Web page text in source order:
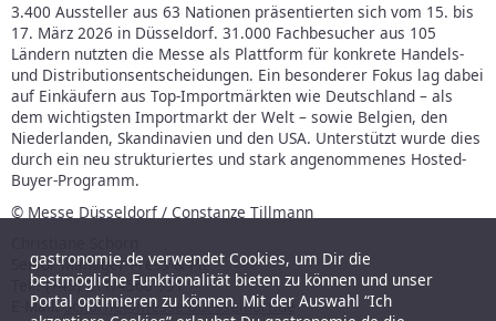
3.400 Aussteller aus 63 Nationen präsentierten sich vom 15. bis
17. März 2026 in Düsseldorf. 31.000 Fachbesucher aus 105
Ländern nutzten die Messe als Plattform für konkrete Handels-
und Distributionsentscheidungen. Ein besonderer Fokus lag dabei
auf Einkäufern aus Top-Importmärkten wie Deutschland – als
dem wichtigsten Importmarkt der Welt – sowie Belgien, den
Niederlanden, Skandinavien und den USA. Unterstützt wurde dies
durch ein neu strukturiertes und stark angenommenes Hosted-
Buyer-Programm.
© Messe Düsseldorf / Constanze Tillmann
Senior Manager Press & PR
Tel.: (+49) 211/4560 991
E-Mail:SchornC@messe-duesseldorf.de
gastronomie.de verwendet Cookies, um Dir die
bestmögliche Funktionalität bieten zu können und unser
Portal optimieren zu können. Mit der Auswahl “Ich